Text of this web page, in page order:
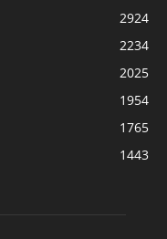
2924
2234
2025
1954
1765
1443